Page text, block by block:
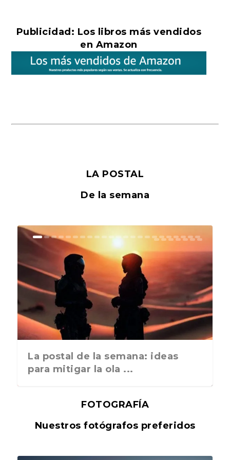
Publicidad: Los libros más vendidos
en Amazon
LA POSTAL
De la semana
La postal de la semana: ideas
para mitigar la ola ...
FOTOGRAFÍA
Nuestros fotógrafos preferidos